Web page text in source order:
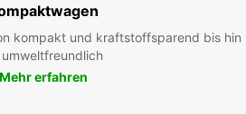
kompakt und kraftstoffsparend bis hin
Mehr erfahren